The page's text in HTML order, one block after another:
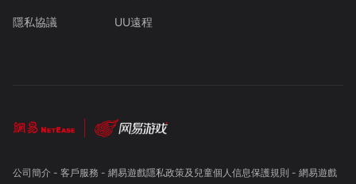
隱私協議 UU遠程
公司簡介- 客戶服務 - 網易遊戲隱私政策及兒童個人信息保護規則 - 網易遊戲